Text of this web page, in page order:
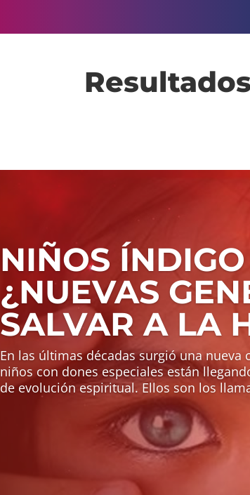
NIÑOS
¿NUEVAS
SALVAR A LA
En las últimas décadas surgió una
niños con dones especiales están
de evolución espiritual. Ellos son los